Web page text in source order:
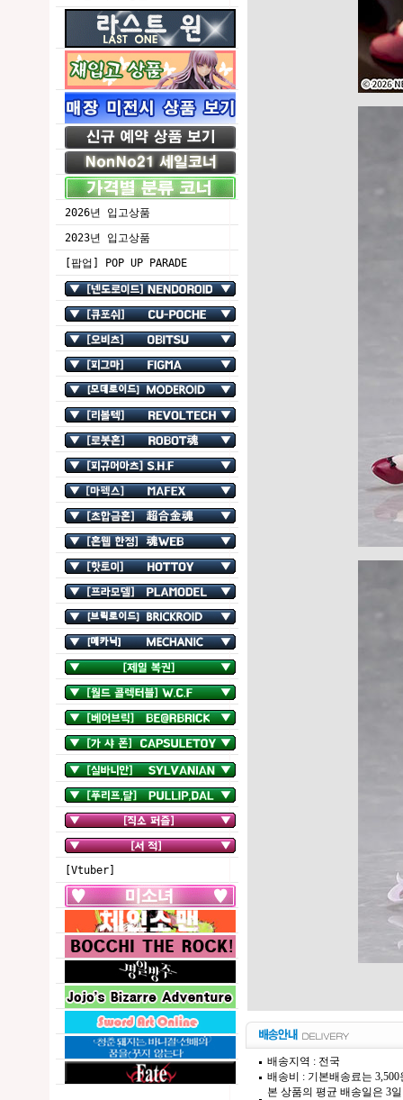
2026년 입고상품
2023년 입고상품
[팝업] POP UP PARADE
[Vtuber]
배송지역 : 전국
배송비 : 기본배송료는
본 상품의 평균 배송일은 3